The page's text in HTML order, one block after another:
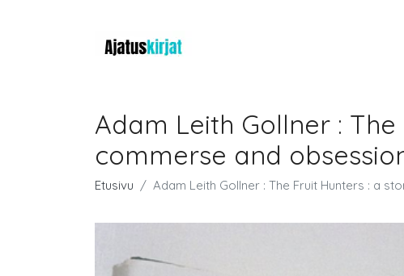
Adam Leith Gollner :
commerse and
Etusivu Adam Leith Gollner : The Fruit Hunters : a